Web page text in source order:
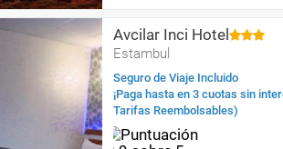
Avcilar Inci Hotel
Estambul
Seguro de Viaje Incluido
¡Paga hasta en 3 cuotas sin
Tarifas Reembolsables)